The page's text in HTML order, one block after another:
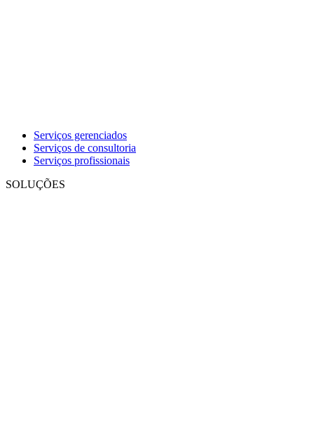
Serviços gerenciados
Serviços de consultoria
Serviços profissionais
SOLUÇÕES